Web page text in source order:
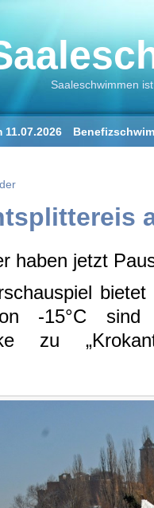
Saaleschwimmen
11.07.2026
haben jetzt
-15°C
zu